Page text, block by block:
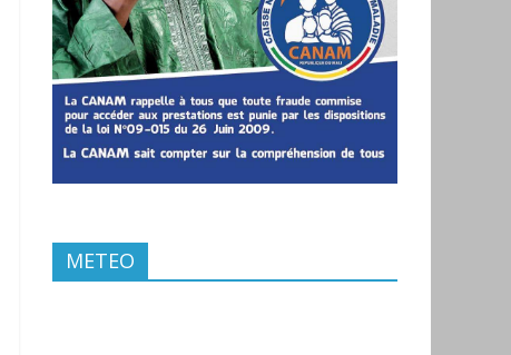
METEO